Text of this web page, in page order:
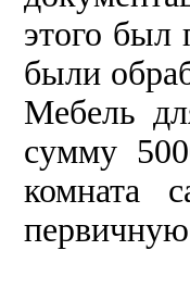
этого был
были
Мебель
сумму
комната